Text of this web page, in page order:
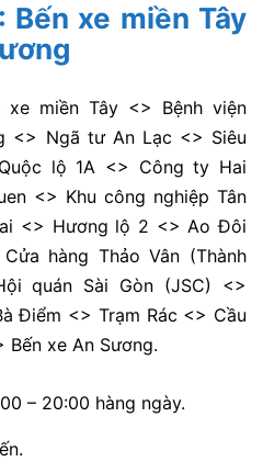
Bến xe miền Tây
xe miền Tây <> Bệnh viện
<> Ngã tư An Lạc <> Siêu
lộ 1A <> Công ty Hai
<> Khu công nghiệp Tân
<> Hương lộ 2 <> Ao Đôi
hàng Thảo Vân (Thành
quán Sài Gòn (JSC) <>
Điểm <> Trạm Rác <> Cầu
xe An Sương.
– 20:00 hàng ngày.